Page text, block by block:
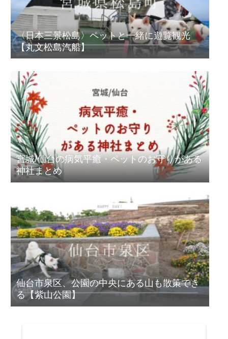
〈日本三景松島〉ペットと一緒に遊覧観光
【丸文松島汽船】
宮城/仙台の病気平癒・ペットのお守りがある
神社まとめ
仙台市泉区、公園の中央にある山も散策でき
る【紫山公園】